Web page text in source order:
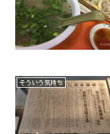
そういう気持ち